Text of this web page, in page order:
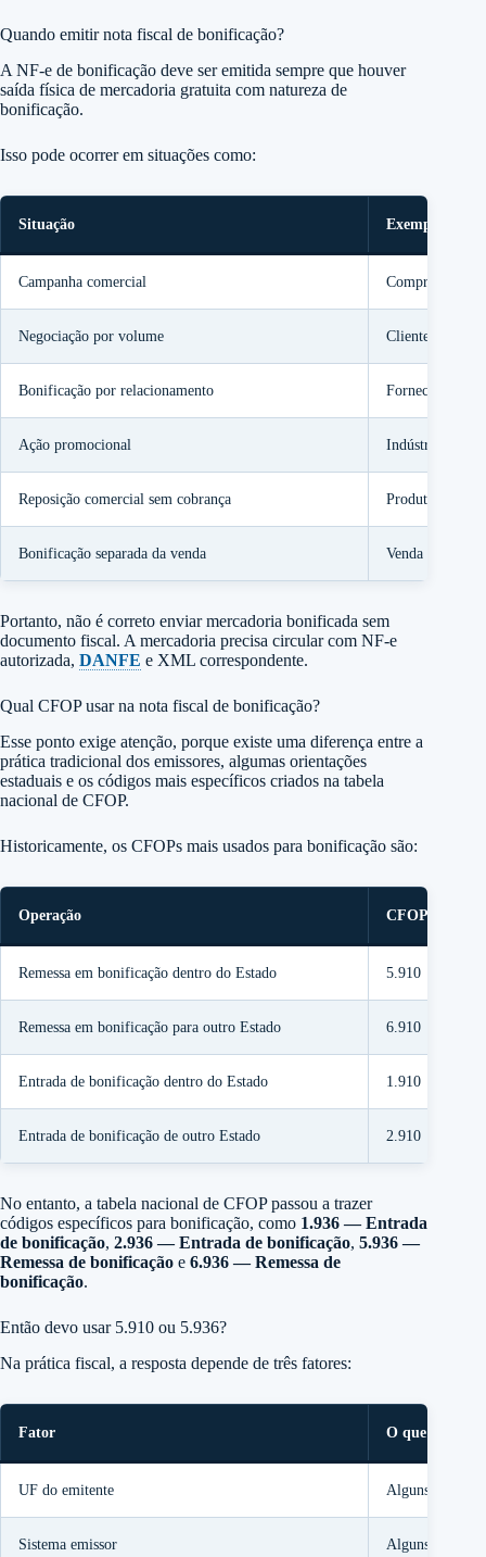
Quando emitir nota fiscal de bonificação?
A NF-e de bonificação deve ser emitida sempre que houver
saída física de mercadoria gratuita com natureza de
bonificação.
Isso pode ocorrer em situações como:
Situação Exemplo
Campanha comercial Compre 20
Negociação por volume Cliente recebe
Bonificação por relacionamento Fornecedor
Ação promocional Indústria
Reposição comercial sem cobrança Produto extra
Bonificação separada da venda Venda em uma
Portanto, não é correto enviar mercadoria bonificada sem
documento fiscal. A mercadoria precisa circular com NF-e
autorizada, DANFE e XML correspondente.
Qual CFOP usar na nota fiscal de bonificação?
Esse ponto exige atenção, porque existe uma diferença entre a
prática tradicional dos emissores, algumas orientações
estaduais e os códigos mais específicos criados na tabela
nacional de CFOP.
Historicamente, os CFOPs mais usados para bonificação são:
Operação CFOP
Remessa em bonificação dentro do Estado 5.910
Remessa em bonificação para outro Estado 6.910
Entrada de bonificação dentro do Estado 1.910
Entrada de bonificação de outro Estado 2.910
No entanto, a tabela nacional de CFOP passou a trazer
códigos específicos para bonificação, como 1.936 — Entrada
de bonificação, 2.936 — Entrada de bonificação, 5.936 —
Remessa de bonificação e 6.936 — Remessa de
bonificação.
Então devo usar 5.910 ou 5.936?
Na prática fiscal, a resposta depende de três fatores:
Fator O que verificar
UF do emitente Alguns
Sistema emissor
Alguns ERPs